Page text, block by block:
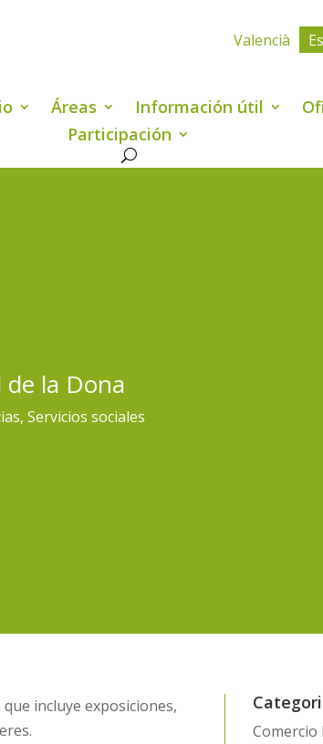
Valencià
Áreas Información útil
Participación
la Dona
, Servicios sociales
incluye exposiciones,
Comercio